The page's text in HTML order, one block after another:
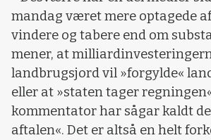
mandag været mere optagede
vindere og tabere end om
mener, at
landbrugsjord vil »forgylde«
eller at »staten tager
kommentator har sågar kaldt
aftalen«. Det er altså en helt